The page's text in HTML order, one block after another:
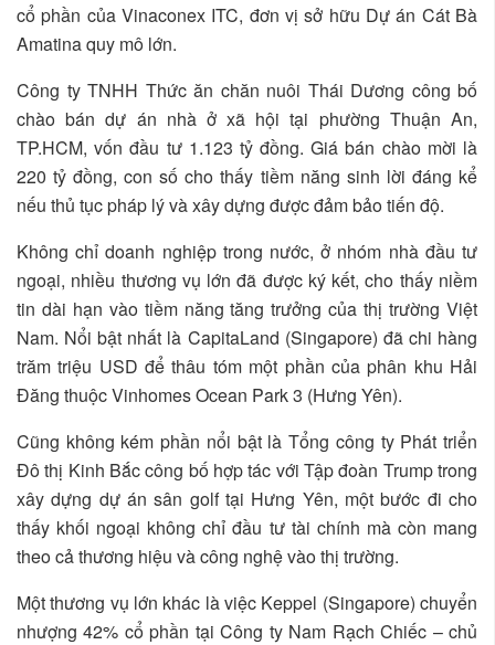
cổ phần của Vinaconex ITC, đơn vị sở hữu Dự án Cát Bà
Amatina quy mô lớn.
Công ty TNHH Thức ăn chăn nuôi Thái Dương công bố
chào bán dự án nhà ở xã hội tại phường Thuận An,
TP.HCM, vốn đầu tư 1.123 tỷ đồng. Giá bán chào mời là
220 tỷ đồng, con số cho thấy tiềm năng sinh lời đáng kể
nếu thủ tục pháp lý và xây dựng được đảm bảo tiến độ.
Không chỉ doanh nghiệp trong nước, ở nhóm nhà đầu tư
ngoại, nhiều thương vụ lớn đã được ký kết, cho thấy niềm
tin dài hạn vào tiềm năng tăng trưởng của thị trường Việt
Nam. Nổi bật nhất là CapitaLand (Singapore) đã chi hàng
trăm triệu USD để thâu tóm một phần của phân khu Hải
Đăng thuộc Vinhomes Ocean Park 3 (Hưng Yên).
Cũng không kém phần nổi bật là Tổng công ty Phát triển
Đô thị Kinh Bắc công bố hợp tác với Tập đoàn Trump trong
xây dựng dự án sân golf tại Hưng Yên, một bước đi cho
thấy khối ngoại không chỉ đầu tư tài chính mà còn mang
theo cả thương hiệu và công nghệ vào thị trường.
Một thương vụ lớn khác là việc Keppel (Singapore) chuyển
nhượng 42% cổ phần tại Công ty Nam Rạch Chiếc – chủ